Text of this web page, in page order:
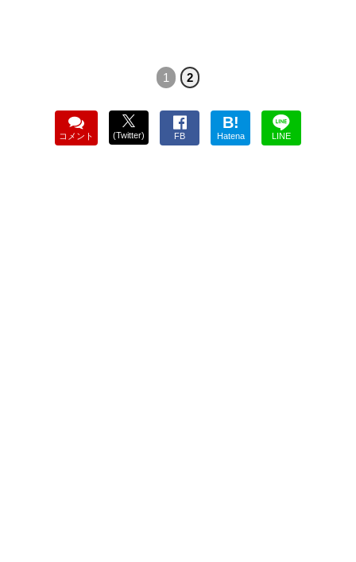
1 2
コメント (Twitter) FB
B!
Hatena LINE